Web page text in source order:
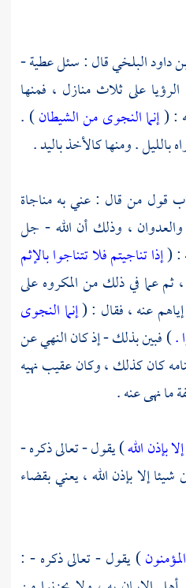
داود البلخيقال : سئلعطية-
على ثلاث منازل ، فمنها
: (إنما النجوى من الشيطان) .
بالليل . ومنها كالأخذ باليد .
قول من قال : عني به مناجاة
والعدوان ، وذلك أن الله - جل
: (إذا تناجيتم فلا تتناجوا بالإثم
ثم عما في ذلك من المكروه على
عنه ، فقال : (إنما النجوى
.) فبين بذلك - إذ كان النهي عن
كان كذلك ، وكان عقيب نهيه
نهى عنه .
بإذن الله) يقول - تعالى ذكره -
إلا بإذن الله ، يعني بقضاء
) يقول - تعالى ذكره - :